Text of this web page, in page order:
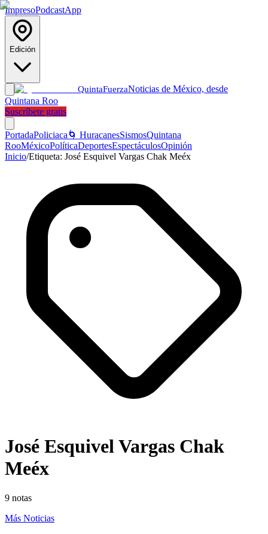
ImpresoPodcastApp
Edición
QuintaFuerzaNoticias de México, desde
Quintana Roo
Suscríbete gratis
PortadaPoliciaca 🌀 HuracanesSismosQuintana
RooMéxicoPolíticaDeportesEspectáculosOpinión
Inicio/Etiqueta: José Esquivel Vargas Chak Meéx
José Esquivel Vargas Chak
Meéx
9 notas
Más Noticias